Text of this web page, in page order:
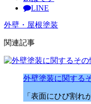
LINE
外壁・屋根塗装
関連記事
外壁塗装に関する
「表面にひび割